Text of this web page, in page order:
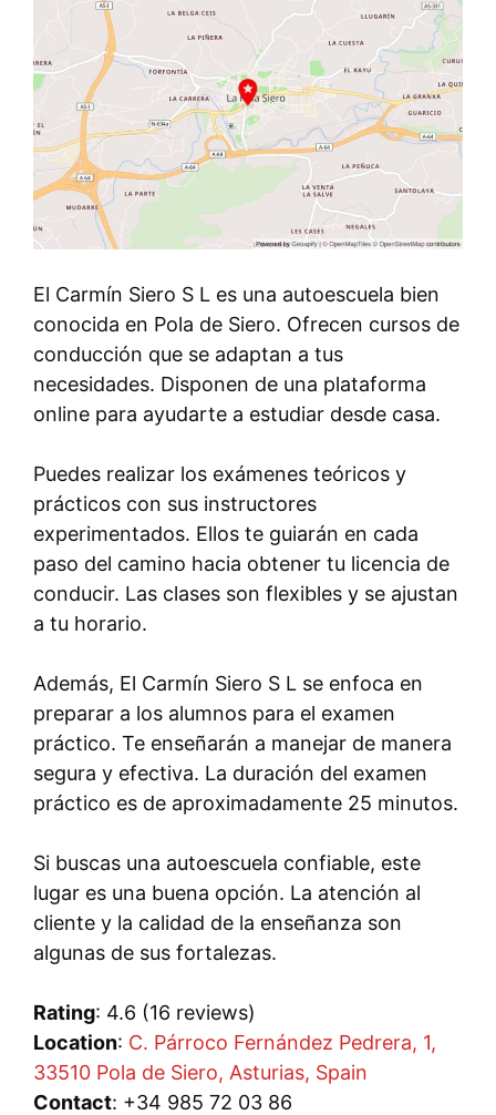
El Carmín Siero S L es una autoescuela bien
conocida en Pola de Siero. Ofrecen cursos de
conducción que se adaptan a tus
necesidades. Disponen de una plataforma
online para ayudarte a estudiar desde casa.
Puedes realizar los exámenes teóricos y
prácticos con sus instructores
experimentados. Ellos te guiarán en cada
paso del camino hacia obtener tu licencia de
conducir. Las clases son flexibles y se ajustan
a tu horario.
Además, El Carmín Siero S L se enfoca en
preparar a los alumnos para el examen
práctico. Te enseñarán a manejar de manera
segura y efectiva. La duración del examen
práctico es de aproximadamente 25 minutos.
Si buscas una autoescuela confiable, este
lugar es una buena opción. La atención al
cliente y la calidad de la enseñanza son
algunas de sus fortalezas.
Rating: 4.6 (16 reviews)
Location: C. Párroco Fernández Pedrera, 1,
33510 Pola de Siero, Asturias, Spain
Contact: +34 985 72 03 86